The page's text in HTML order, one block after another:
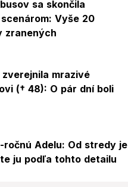
sa skončila
Vyše 20
zranených
mrazivé
(† 48): O pár dní boli
ročnú Adelu: Od stredy je
ju podľa tohto detailu